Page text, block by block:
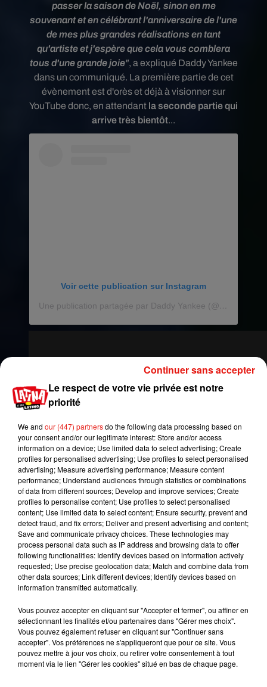
passer la saison de Noël, sinon en me
souvenant et en célébrant l'anniversaire de l'une
de mes plus grandes réalisations en tant
qu'artiste et j'espère que cela vous comblera
tous d'une grande joie", a expliqué Daddy Yankee
dans un communiqué. La première partie de cet
évènement est d'orès et déjà à visionner sur
YouTube donc, en attendant la seconde partie qui
arrive très bientôt...
Voir cette publication sur Instagram
Un second concert le 14
décembre avec de grands
artistes
En effet, la seconde partie du concert virtuel de
Daddy Yankee aura lieu en direct lundi 14
décembre, toujours sur YouTube. Et surprise :
comme il vient de l'annoncer sur Instagram, le
chanteur portoricain sera entouré d'artistes de
renommé internationale à l'instar deBad Bunny,
Le respect de votre vie privée est notre
priorité
We and our (447) partnersdo the following data processing based on
your consent and/or our legitimate interest: Store and/or access
information on a device; Use limited data to select advertising; Create
profiles for personalised advertising; Use profiles to select personalised
advertising; Measure advertising performance; Measure content
performance; Understand audiences through statistics or combinations
of data from different sources; Develop and improve services; Create
profiles to personalise content; Use profiles to select personalised
content; Use limited data to select content; Ensure security, prevent and
detect fraud, and fix errors; Deliver and present advertising and content;
Save and communicate privacy choices. These technologies may
process personal data such as IP address and browsing data to offer
following functionalities: Identify devices based on information actively
requested; Use precise geolocation data; Match and combine data from
other data sources; Link different devices; Identify devices based on
information transmitted automatically.
Vous pouvez accepter en cliquant sur "Accepter et fermer", ou affiner en
sélectionnant les finalités et/ou partenaires dans "Gérer mes choix".
Vous pouvez également refuser en cliquant sur "Continuer sans
accepter". Vos préférences ne s'appliqueront que pour ce site. Vous
pouvez mettre à jour vos choix, ou retirer votre consentement à tout
moment via le lien "Gérer les cookies" situé en bas de chaque page.
Continuer sans accepter